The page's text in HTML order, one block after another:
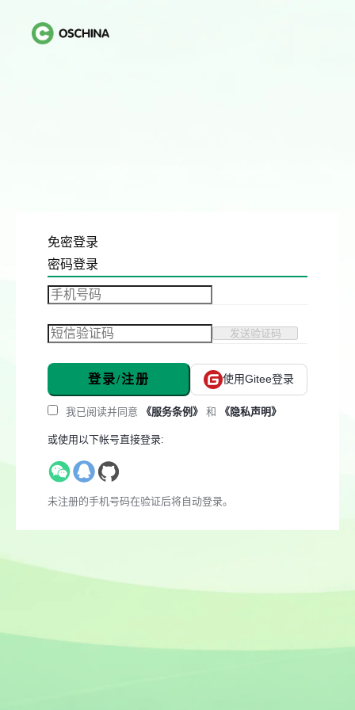
免密登录
密码登录
发送验证码
登录/注册 使用Gitee登录
我已阅读并同意 《服务条例》 和 《隐私声明》
或使用以下帐号直接登录:
未注册的手机号码在验证后将自动登录。